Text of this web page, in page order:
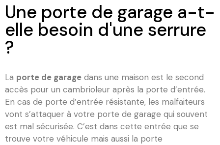
Une porte de garage a-t-
elle besoin d'une serrure
?
La porte de garage dans une maison est le second
accès pour un cambrioleur après la porte d’entrée.
En cas de porte d’entrée résistante, les malfaiteurs
vont s’attaquer à votre porte de garage qui souvent
est mal sécurisée. C’est dans cette entrée que se
trouve votre véhicule mais aussi la porte